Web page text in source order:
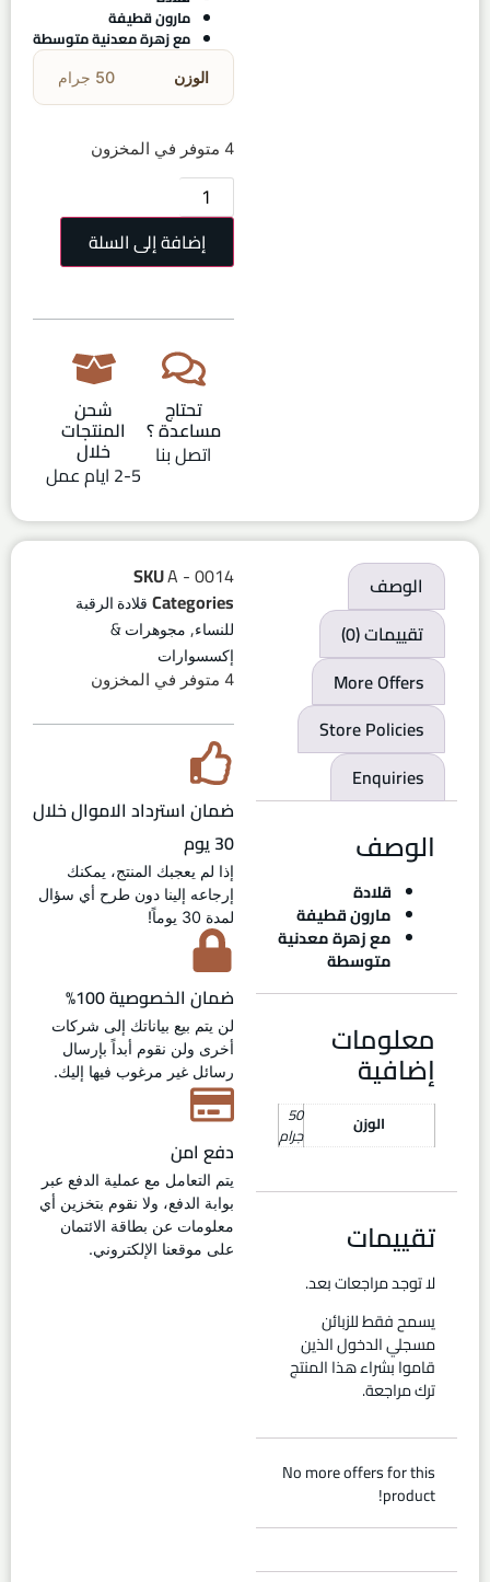
مارون قطيفة
مع زهرة معدنية متوسطة
الوزن 50 جرام
4 متوفر في المخزون
إضافة إلى السلة
تحتاج
مساعدة ؟
اتصل بنا
شحن
المنتجات
خلال
2-5 ايام عمل
الوصف
تقييمات (0)
More Offers
Store Policies
Enquiries
الوصف
قلادة
مارون قطيفة
مع زهرة معدنية
متوسطة
معلومات
إضافية
الوزن 50
جرام
تقييمات
لا توجد مراجعات بعد.
يسمح فقط للزبائن
مسجلي الدخول الذين
قاموا بشراء هذا المنتج
ترك مراجعة.
No more offers for this
product!
SKUA - 0014
Categories قلادة الرقبة
للنساء, مجوهرات &
إكسسوارات
4 متوفر في المخزون
ضمان استرداد الاموال خلال
30 يوم
إذا لم يعجبك المنتج، يمكنك
إرجاعه إلينا دون طرح أي سؤال
لمدة 30 يوماً!
ضمان الخصوصية 100%
لن يتم بيع بياناتك إلى شركات
أخرى ولن نقوم أبداً بإرسال
رسائل غير مرغوب فيها إليك.
دفع امن
يتم التعامل مع عملية الدفع عبر
بوابة الدفع، ولا نقوم بتخزين أي
معلومات عن بطاقة الائتمان
على موقعنا الإلكتروني.